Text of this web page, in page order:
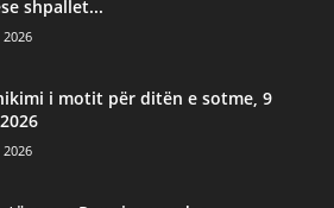
shpallet...
i motit për ditën e sotme, 9